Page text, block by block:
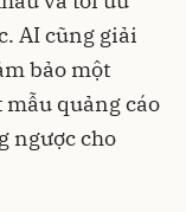
AI cũng giải
bảo một
quảng cáo
ngược cho